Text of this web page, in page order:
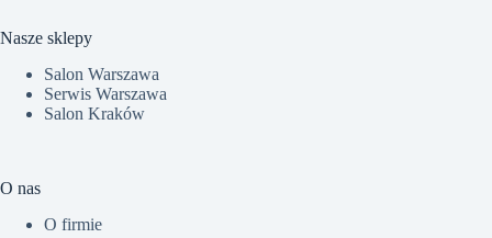
Nasze sklepy
Salon Warszawa
Serwis Warszawa
Salon Kraków
O nas
O firmie